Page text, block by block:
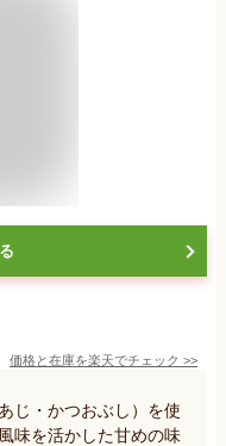
価格と在庫を楽天でチェック >>
じ・かつおぶし）を使
味を活かした甘めの味